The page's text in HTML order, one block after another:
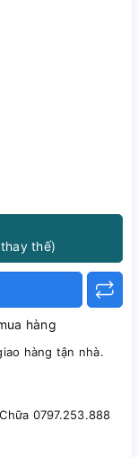
thế)
hàng
hàng tận nhà.
0797.253.888